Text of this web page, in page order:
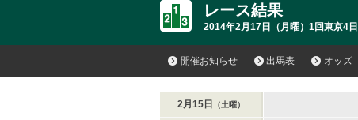
レース結果
2014年2月17日（月曜）1回東京4
開催お知らせ 出馬表 オッズ
2月15日 （土曜）